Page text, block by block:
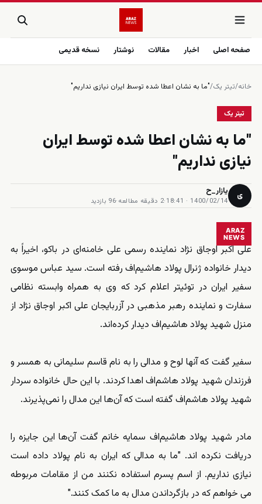
صفحه اصلی اخبار مقالات نوشتار نسخه قدیمی
خانه/تیتر یک/"ما به نشان اعطا شده توسط ایران نیازی نداریم"
تیتر یک
"ما به نشان اعطا شده توسط ایران
نیازی نداریم"
ی یازار_ح
1400/02/14 · 18:41
·2 دقیقه مطالعه ·96 بازدید
ARAZ
NEWS
علی اکبر اوجاق نژاد نماینده رسمی علی خامنه‌ای در باکو، اخیراً به
دیدار خانواده ژنرال پولاد هاشیم‌اف رفته است. سید عباس موسوی
سفیر ایران در توئیتر اعلام کرد که وی به همراه وابسته نظامی
سفارت و نماینده رهبر مذهبی در آزربایجان علی اکبر اوجاق نژاد از
منزل شهید پولاد هاشیم‌اف دیدار کرده‌اند.
سفیر گفت که آنها لوح و مدالی را به نام قاسم سلیمانی به همسر و
فرزندان شهید پولاد هاشم‌اف اهدا کردند. با این حال خانواده سردار
شهید پولاد هاشم‌اف گفته است که آن‌ها این مدال را نمی‌پذیرند.
مادر شهید پولاد هاشیم‌اف سمایه خانم گفت آن‌ها این جایزه را
دریافت نکرده اند. "ما به مدالی که ایران به نام پولاد داده است
نیازی نداریم. از اسم پسرم استفاده نکنند من از مقامات مربوطه
می خواهم که در بازگرداندن مدال به ما کمک کنند."